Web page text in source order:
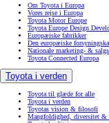
Om Toyota i Europa
Vores rejse i Europa
Toyota Motor Europe
Toyota Europe Design
Europæiske fabrikker
Den europæiske
Nationale marketing- &
Toyota Connected Europa
Toyota i verden
Toyota til glæde for alle
Toyota i verden
Toyotas vision & filosofi
Mangfoldighed, diversitet